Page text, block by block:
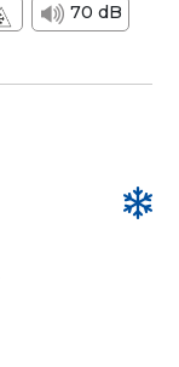
70 dB